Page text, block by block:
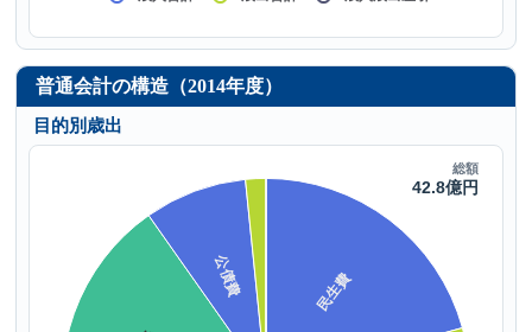
普通会計の構造（2014年度）
目的別歳出